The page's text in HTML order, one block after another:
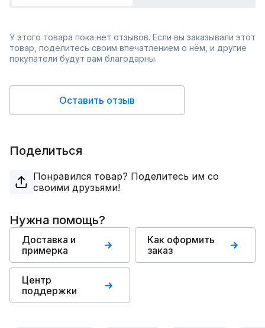
У этого товара пока нет отзывов. Если вы заказывали этот
товар, поделитесь своим впечатлением о нём, и другие
покупатели будут вам благодарны.
Оставить отзыв
Поделиться
Понравился товар? Поделитесь им со
своими друзьями!
Нужна помощь?
Доставка и
примерка
Как оформить
заказ
Центр
поддержки